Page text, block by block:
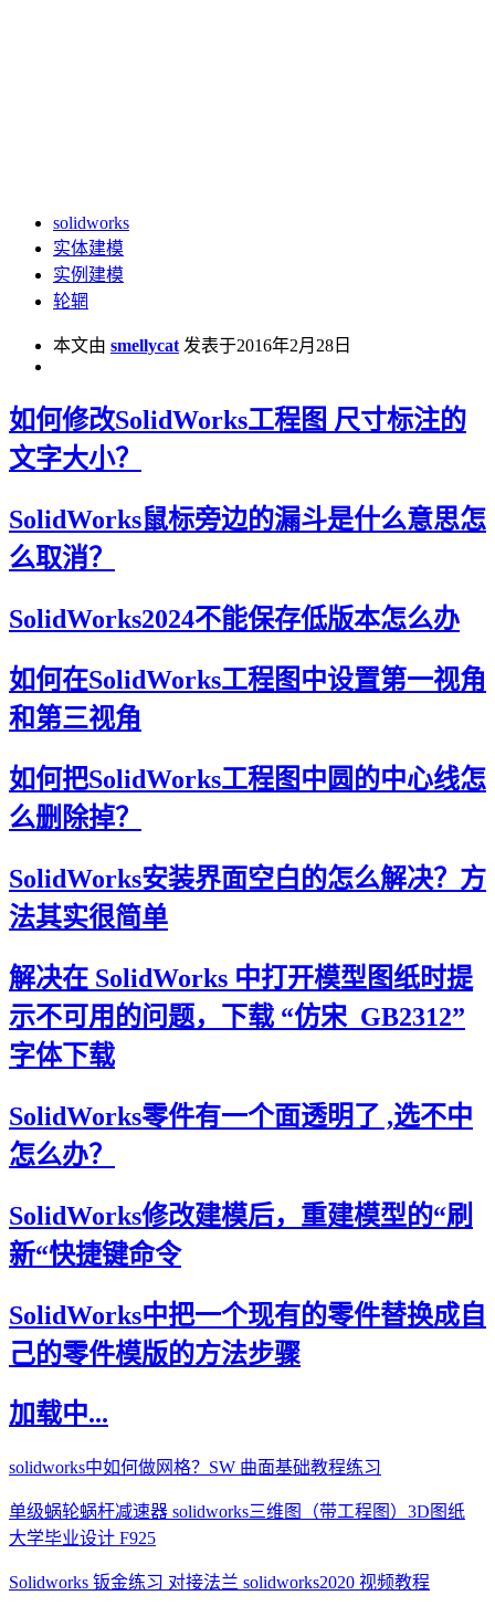
solidworks
实体建模
实例建模
轮辋
本文由 smellycat 发表于2016年2月28日
如何修改SolidWorks工程图 尺寸标注的
文字大小？
SolidWorks鼠标旁边的漏斗是什么意思怎
么取消？
SolidWorks2024不能保存低版本怎么办
如何在SolidWorks工程图中设置第一视角
和第三视角
如何把SolidWorks工程图中圆的中心线怎
么删除掉？
SolidWorks安装界面空白的怎么解决？方
法其实很简单
解决在 SolidWorks 中打开模型图纸时提
示不可用的问题，下载 “仿宋_GB2312”
字体下载
SolidWorks零件有一个面透明了 ,选不中
怎么办？
SolidWorks修改建模后，重建模型的“刷
新“快捷键命令
SolidWorks中把一个现有的零件替换成自
己的零件模版的方法步骤
加载中...
solidworks中如何做网格？SW 曲面基础教程练习
单级蜗轮蜗杆减速器 solidworks三维图（带工程图）3D图纸
大学毕业设计 F925
Solidworks 钣金练习 对接法兰 solidworks2020 视频教程